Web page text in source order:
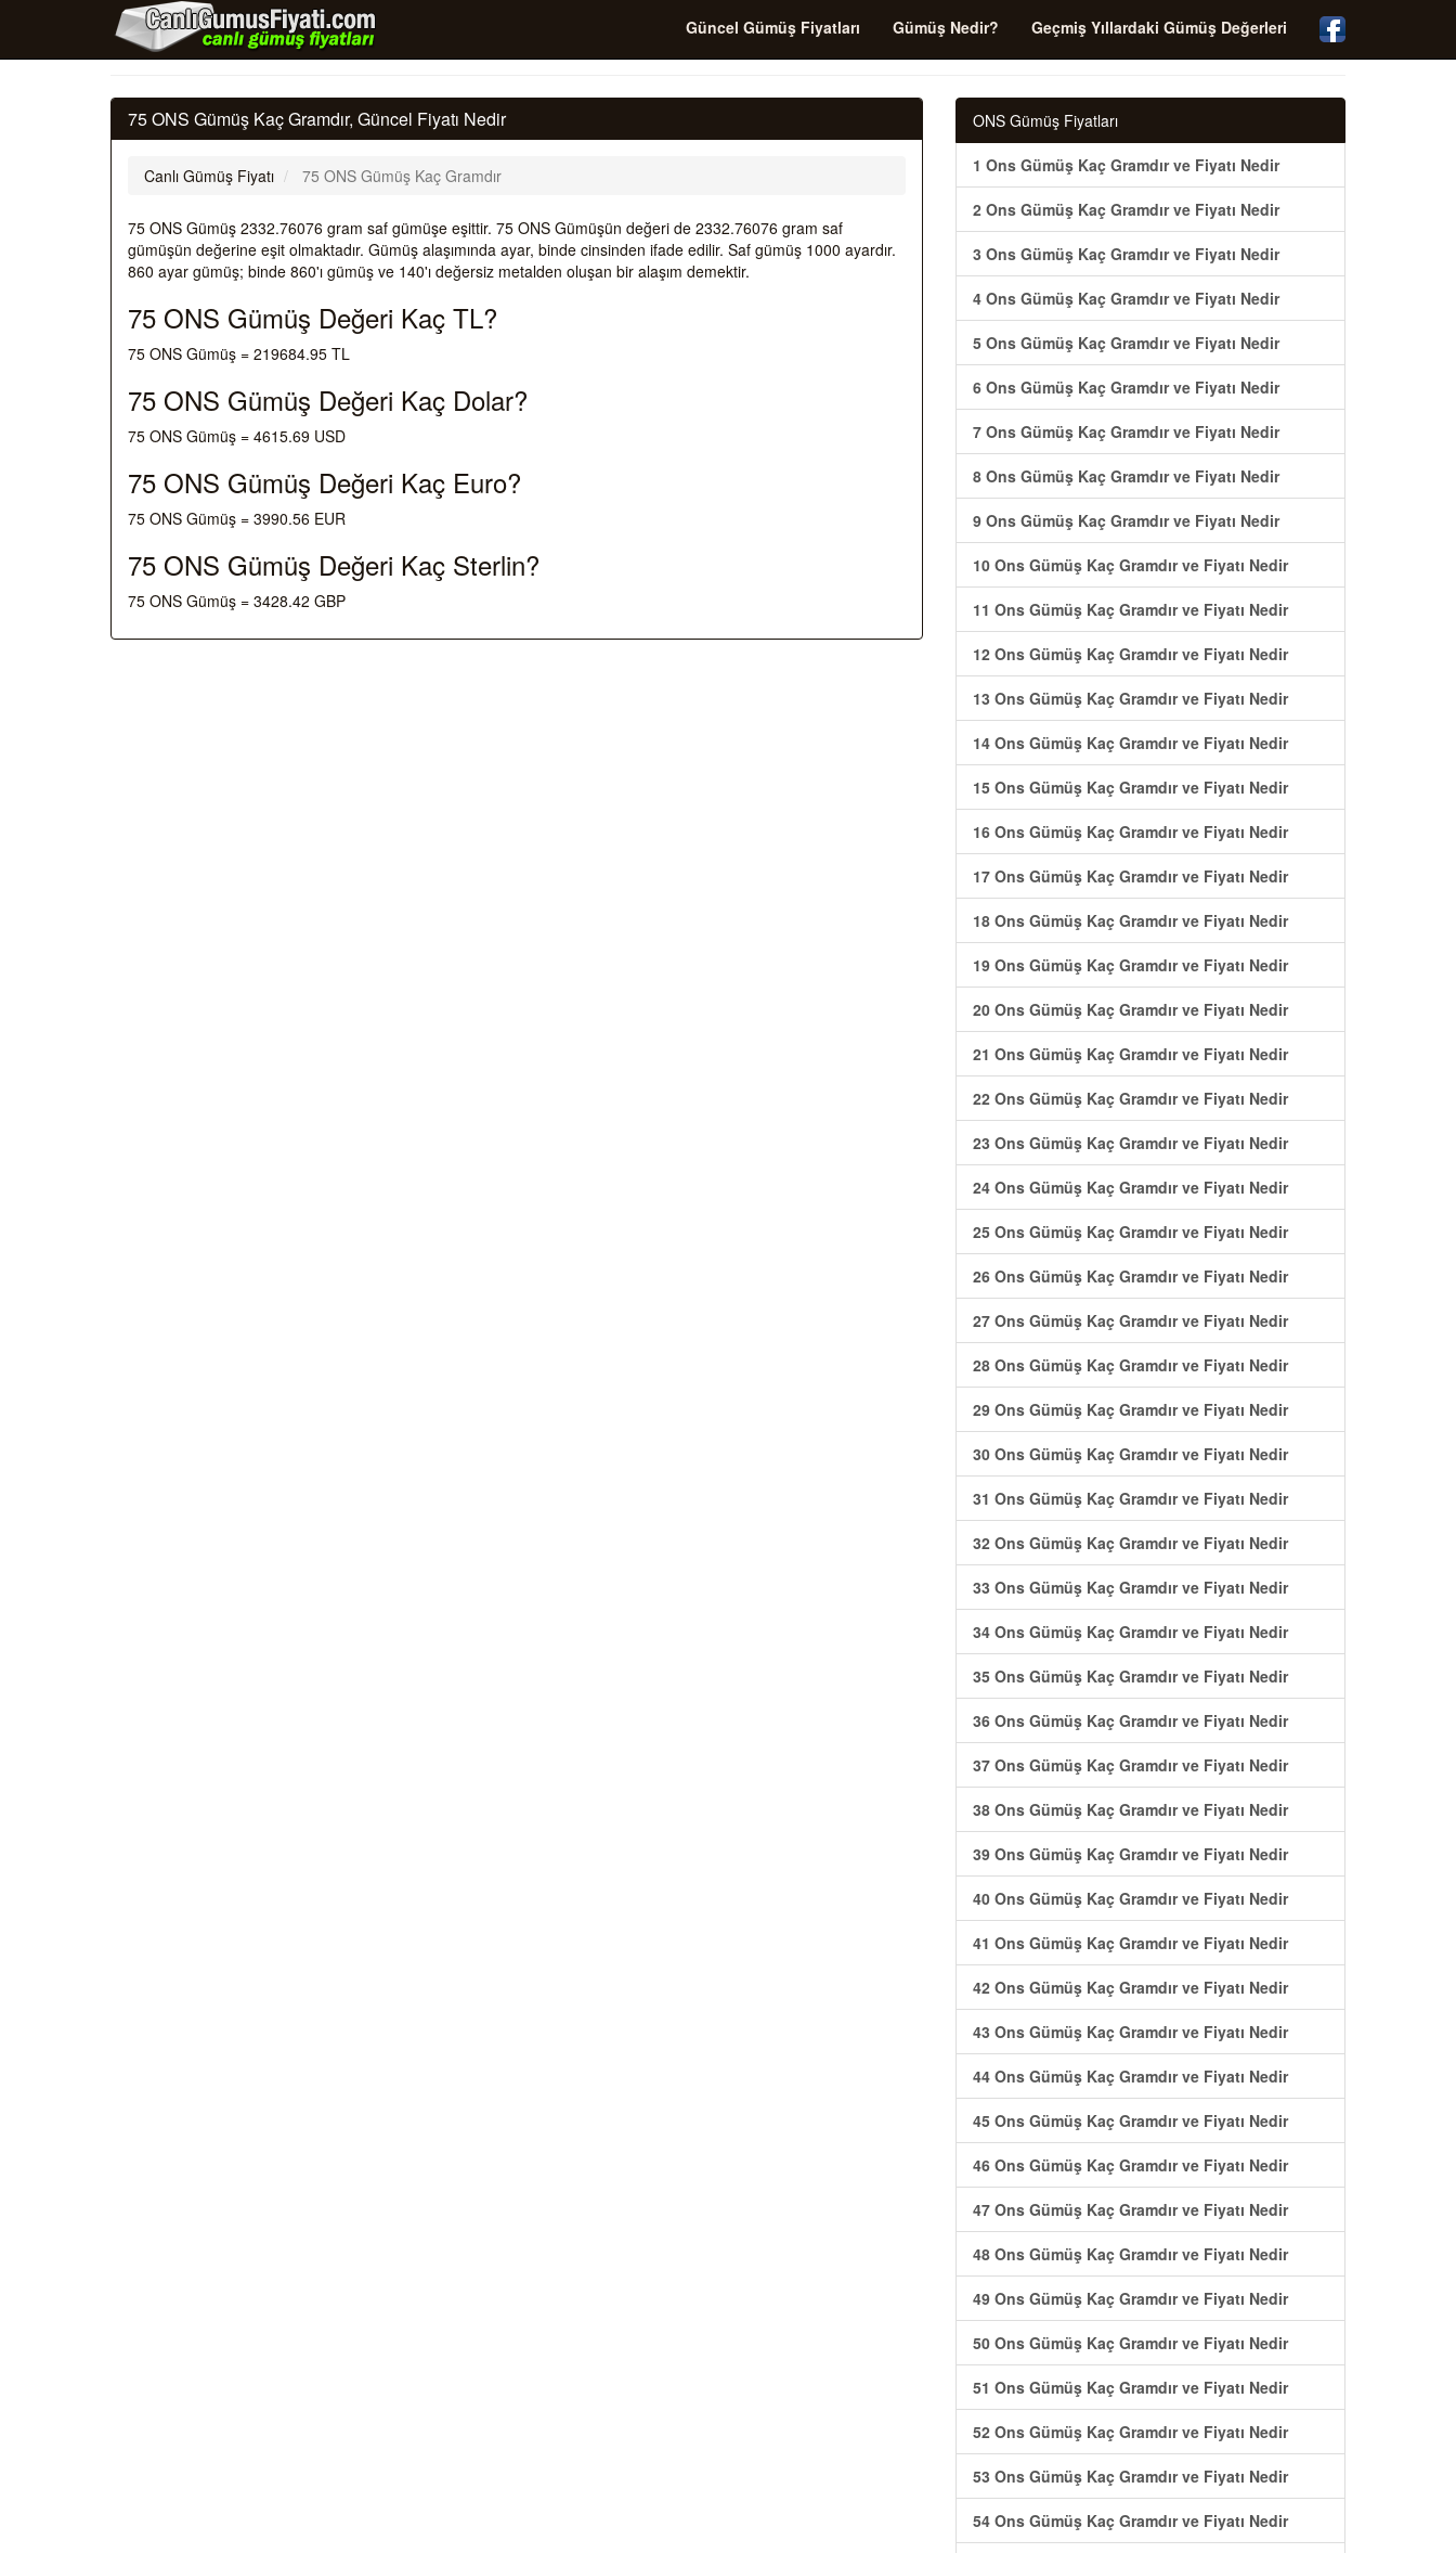
Güncel Gümüş Fiyatları Gümüş Nedir? Geçmiş Yıllardaki Gümüş Değerleri
75 ONS Gümüş Kaç Gramdır, Güncel Fiyatı Nedir
Canlı Gümüş Fiyatı 75 ONS Gümüş Kaç Gramdır
75 ONS Gümüş 2332.76076 gram saf gümüşe eşittir. 75 ONS Gümüşün değeri de 2332.76076 gram saf
gümüşün değerine eşit olmaktadır. Gümüş alaşımında ayar, binde cinsinden ifade edilir. Saf gümüş 1000 ayardır.
860 ayar gümüş; binde 860'ı gümüş ve 140'ı değersiz metalden oluşan bir alaşım demektir.
75 ONS Gümüş Değeri Kaç TL?
75 ONS Gümüş = 219684.95 TL
75 ONS Gümüş Değeri Kaç Dolar?
75 ONS Gümüş = 4615.69 USD
75 ONS Gümüş Değeri Kaç Euro?
75 ONS Gümüş = 3990.56 EUR
75 ONS Gümüş Değeri Kaç Sterlin?
75 ONS Gümüş = 3428.42 GBP
ONS Gümüş Fiyatları
1 Ons Gümüş Kaç Gramdır ve Fiyatı Nedir
2 Ons Gümüş Kaç Gramdır ve Fiyatı Nedir
3 Ons Gümüş Kaç Gramdır ve Fiyatı Nedir
4 Ons Gümüş Kaç Gramdır ve Fiyatı Nedir
5 Ons Gümüş Kaç Gramdır ve Fiyatı Nedir
6 Ons Gümüş Kaç Gramdır ve Fiyatı Nedir
7 Ons Gümüş Kaç Gramdır ve Fiyatı Nedir
8 Ons Gümüş Kaç Gramdır ve Fiyatı Nedir
9 Ons Gümüş Kaç Gramdır ve Fiyatı Nedir
10 Ons Gümüş Kaç Gramdır ve Fiyatı Nedir
11 Ons Gümüş Kaç Gramdır ve Fiyatı Nedir
12 Ons Gümüş Kaç Gramdır ve Fiyatı Nedir
13 Ons Gümüş Kaç Gramdır ve Fiyatı Nedir
14 Ons Gümüş Kaç Gramdır ve Fiyatı Nedir
15 Ons Gümüş Kaç Gramdır ve Fiyatı Nedir
16 Ons Gümüş Kaç Gramdır ve Fiyatı Nedir
17 Ons Gümüş Kaç Gramdır ve Fiyatı Nedir
18 Ons Gümüş Kaç Gramdır ve Fiyatı Nedir
19 Ons Gümüş Kaç Gramdır ve Fiyatı Nedir
20 Ons Gümüş Kaç Gramdır ve Fiyatı Nedir
21 Ons Gümüş Kaç Gramdır ve Fiyatı Nedir
22 Ons Gümüş Kaç Gramdır ve Fiyatı Nedir
23 Ons Gümüş Kaç Gramdır ve Fiyatı Nedir
24 Ons Gümüş Kaç Gramdır ve Fiyatı Nedir
25 Ons Gümüş Kaç Gramdır ve Fiyatı Nedir
26 Ons Gümüş Kaç Gramdır ve Fiyatı Nedir
27 Ons Gümüş Kaç Gramdır ve Fiyatı Nedir
28 Ons Gümüş Kaç Gramdır ve Fiyatı Nedir
29 Ons Gümüş Kaç Gramdır ve Fiyatı Nedir
30 Ons Gümüş Kaç Gramdır ve Fiyatı Nedir
31 Ons Gümüş Kaç Gramdır ve Fiyatı Nedir
32 Ons Gümüş Kaç Gramdır ve Fiyatı Nedir
33 Ons Gümüş Kaç Gramdır ve Fiyatı Nedir
34 Ons Gümüş Kaç Gramdır ve Fiyatı Nedir
35 Ons Gümüş Kaç Gramdır ve Fiyatı Nedir
36 Ons Gümüş Kaç Gramdır ve Fiyatı Nedir
37 Ons Gümüş Kaç Gramdır ve Fiyatı Nedir
38 Ons Gümüş Kaç Gramdır ve Fiyatı Nedir
39 Ons Gümüş Kaç Gramdır ve Fiyatı Nedir
40 Ons Gümüş Kaç Gramdır ve Fiyatı Nedir
41 Ons Gümüş Kaç Gramdır ve Fiyatı Nedir
42 Ons Gümüş Kaç Gramdır ve Fiyatı Nedir
43 Ons Gümüş Kaç Gramdır ve Fiyatı Nedir
44 Ons Gümüş Kaç Gramdır ve Fiyatı Nedir
45 Ons Gümüş Kaç Gramdır ve Fiyatı Nedir
46 Ons Gümüş Kaç Gramdır ve Fiyatı Nedir
47 Ons Gümüş Kaç Gramdır ve Fiyatı Nedir
48 Ons Gümüş Kaç Gramdır ve Fiyatı Nedir
49 Ons Gümüş Kaç Gramdır ve Fiyatı Nedir
50 Ons Gümüş Kaç Gramdır ve Fiyatı Nedir
51 Ons Gümüş Kaç Gramdır ve Fiyatı Nedir
52 Ons Gümüş Kaç Gramdır ve Fiyatı Nedir
53 Ons Gümüş Kaç Gramdır ve Fiyatı Nedir
54 Ons Gümüş Kaç Gramdır ve Fiyatı Nedir